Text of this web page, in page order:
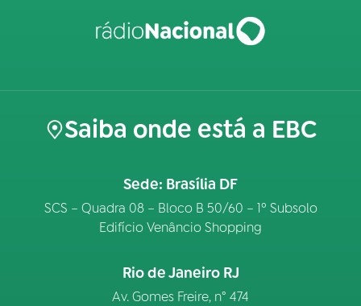
Saiba onde está a EBC
Sede: Brasília DF
SCS – Quadra 08 – Bloco B 50/60 – 1º Subsolo
Edifício Venâncio Shopping
Rio de Janeiro RJ
Av. Gomes Freire, n° 474